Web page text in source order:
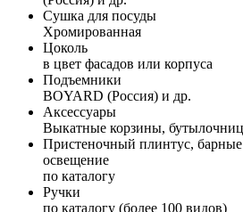
Сушка для посуды
Хромированная
Цоколь
в цвет фасадов или корпуса
Подъемники
BOYARD (Россия) и др.
Аксессуары
Выкатные корзины,
Пристеночный плинтус, барные
освещение
по каталогу
Ручки
по каталогу (более 100 видов)